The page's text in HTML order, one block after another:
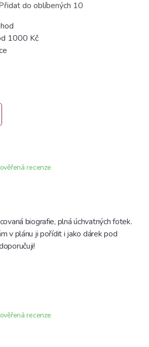
do oblíbených 10
1000 Kč
ověřená recenze
biografie, plná úchvatných fotek.
v plánu ji pořídit i jako dárek pod
ověřená recenze